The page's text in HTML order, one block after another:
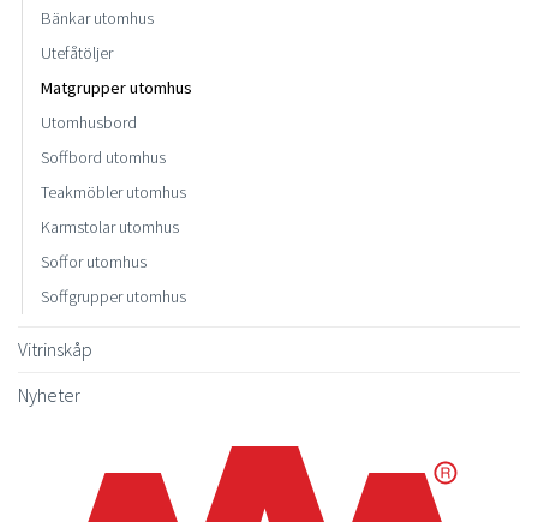
Bänkar utomhus
Utefåtöljer
Matgrupper utomhus
Utomhusbord
Soffbord utomhus
Teakmöbler utomhus
Karmstolar utomhus
Soffor utomhus
Soffgrupper utomhus
Vitrinskåp
Nyheter